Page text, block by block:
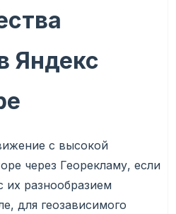
Яндекс
с высокой
через Георекламу, если
их разнообразием
для геозависимого